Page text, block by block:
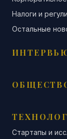
Налоги и
Остальные
Стартапы и